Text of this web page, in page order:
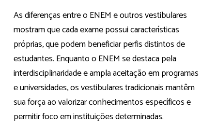
As diferenças entre o ENEM e outros vestibulares
mostram que cada exame possui características
próprias, que podem beneficiar perfis distintos de
estudantes. Enquanto o ENEM se destaca pela
interdisciplinaridade e ampla aceitação em programas
e universidades, os vestibulares tradicionais mantêm
sua força ao valorizar conhecimentos específicos e
permitir foco em instituições determinadas.